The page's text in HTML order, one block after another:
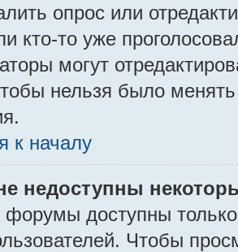
опрос или
кто-то уже
могут
нельзя было
к началу
недоступны
форумы доступны
Чтобы